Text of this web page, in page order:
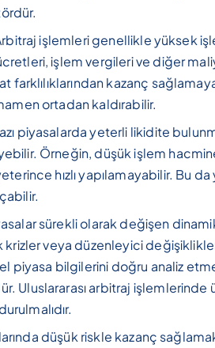
işlemleri genellikle yüksek
işlem vergileri ve diğer
farklılıklarından kazanç
ortadan kaldırabilir.
piyasalarda yeterli likidite
Örneğin, düşük işlem
hızlı yapılamayabilir. Bu da
sürekli olarak değişen
krizler veya düzenleyici
piyasa bilgilerini doğru analiz
Uluslararası arbitraj
düşük riskle kazanç